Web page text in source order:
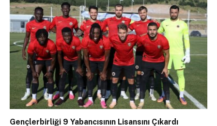
Gençlerbirliği 9 Yabancısının Lisansını Çıkardı